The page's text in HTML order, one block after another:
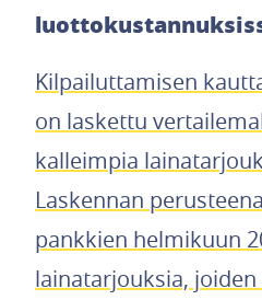
Kilpailuttamisen
on laskettu
kalleimpia
Laskennan
pankkien helmikuun
lainatarjouksia,